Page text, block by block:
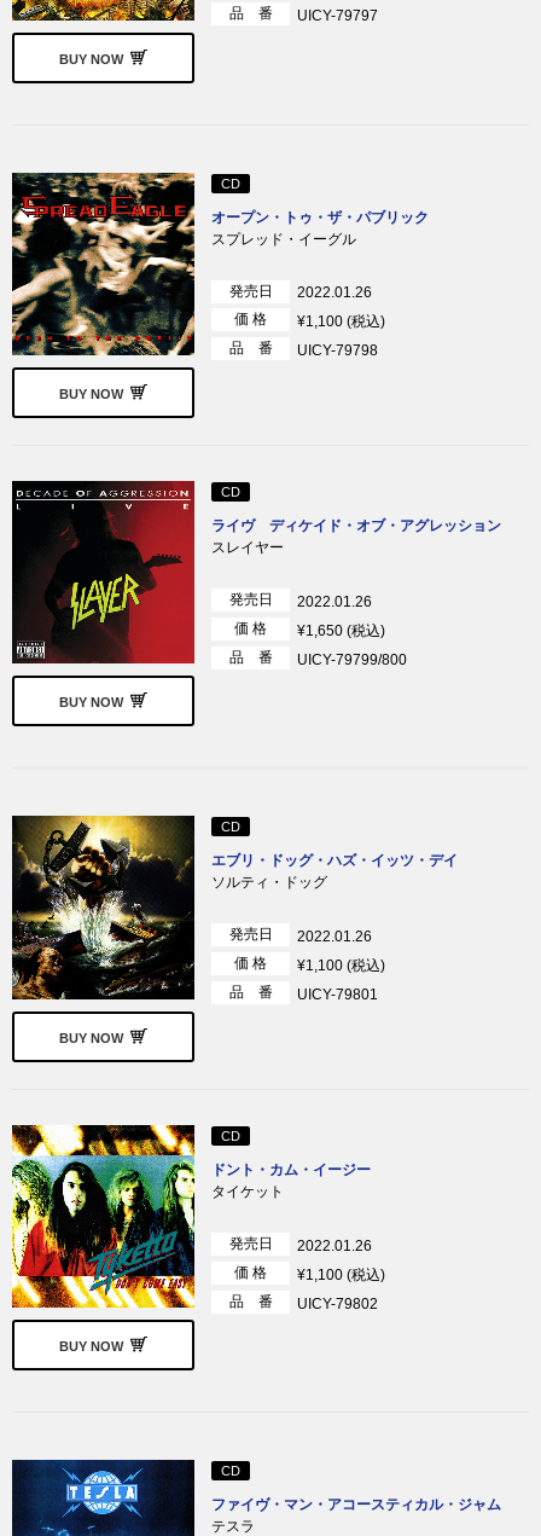
BUY NOW
品 番 UICY-79797
BUY NOW
CD
オープン・トゥ・ザ・パブリック
スプレッド・イーグル
発売日
2022.01.26
価 格
¥1,100 (税込)
品 番
UICY-79798
BUY NOW
CD
ライヴ ディケイド・オブ・アグレッション
スレイヤー
発売日
2022.01.26
価 格
¥1,650 (税込)
品 番
UICY-79799/800
BUY NOW
CD
エブリ・ドッグ・ハズ・イッツ・デイ
ソルティ・ドッグ
発売日
2022.01.26
価 格
¥1,100 (税込)
品 番
UICY-79801
BUY NOW
CD
ドント・カム・イージー
タイケット
発売日
2022.01.26
価 格
¥1,100 (税込)
品 番
UICY-79802
CD
ファイヴ・マン・アコースティカル・ジャム
テスラ